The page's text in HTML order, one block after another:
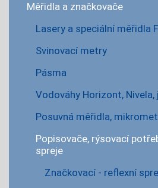
Měřidla a značkovače
Lasery a speciální měřidla
Svinovací metry
Pásma
Vodováhy Horizont, Nivela,
Posuvná měřidla,
Popisovače, rýsovací
spreje
Značkovací - reflexní